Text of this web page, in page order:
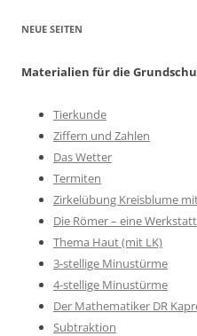
NEUE SEITEN
Materialien für die
Tierkunde
Ziffern und Zahlen
Das Wetter
Termiten
Zirkelübung Kreisblume
Die Römer – eine
Thema Haut (mit LK)
3-stellige Minustürme
4-stellige Minustürme
Der Mathematiker DR
Subtraktion